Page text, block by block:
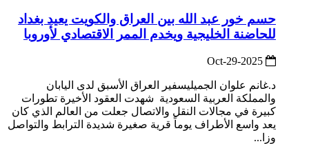
حسم خور عبد الله بين العراق والكويت يعيد بغداد
للحاضنة الخليجية ويخدم الممر الاقتصادي لأوروبا
د.غانم علوان الجميليسفير العراق الأسبق لدى اليابان
والمملكة العربية السعودية شهدت العقود الأخيرة تطورات
كبيرة في مجالات النقل والاتصال جعلت من العالم الذي كان
يعد واسع الأطراف يوماً قرية صغيرة شديدة الترابط والتواصل
وزا...